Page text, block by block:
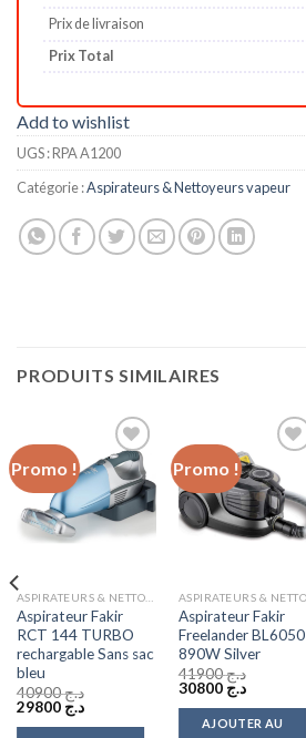
Prix de livraison
Prix Total
Add to wishlist
UGS :RPA A1200
Catégorie :Aspirateurs & Nettoyeurs vapeur
PRODUITS SIMILAIRES
Promo !
Add to
wishlist
Aspirateur Fakir
RCT 144 TURBO
rechargable Sans sac
bleu
د.ج40900
Le
د.ج 29800
Le
Promo !
Add to
wishlist
Aspirateur Fakir
Freelander BL6050
890W Silver
د.ج41900
Le
initial
était :
د.ج 30800
Le
actuel
est :
AJOUTER AU